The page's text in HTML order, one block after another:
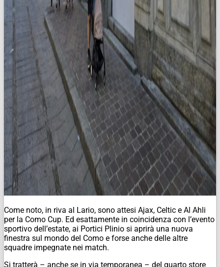
Come noto, in riva al Lario, sono attesi Ajax, Celtic e Al Ahli
per la Como Cup. Ed esattamente in coincidenza con l’evento
sportivo dell’estate, ai Portici Plinio si aprirà una nuova
finestra sul mondo del Como e forse anche delle altre
squadre impegnate nei match.
Si tratterà – anche se in via temporanea – del quarto store